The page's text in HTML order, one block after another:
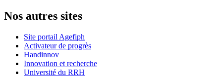
Nos autres sites
Site portail Agefiph
Activateur de progrès
Handinnov
Innovation et recherche
Université du RRH